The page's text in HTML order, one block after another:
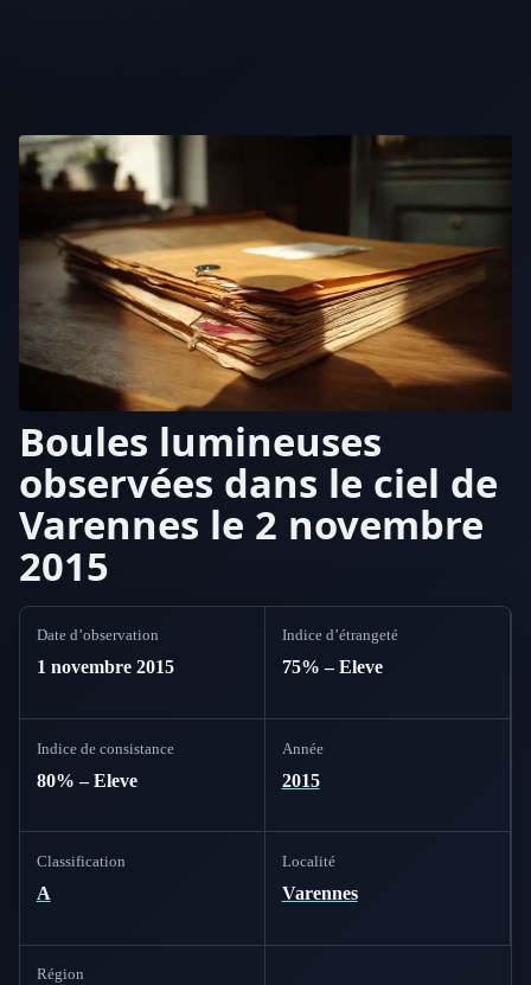
Boules lumineuses
observées dans le ciel de
Varennes le 2 novembre
2015
Date d’observation
1 novembre 2015
Indice d’étrangeté
75% – Eleve
Indice de consistance
80% – Eleve
Année
2015
Classification
A
Localité
Varennes
Région